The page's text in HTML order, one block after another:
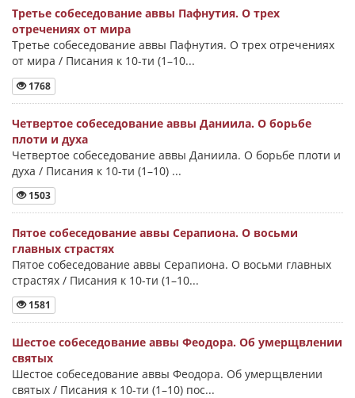
Третье собеседование аввы Пафнутия. О трех
отречениях от мира
Третье собеседование аввы Пафнутия. О трех отречениях
от мира / Писания к 10-ти (1–10...
1768
Четвертое собеседование аввы Даниила. О борьбе
плоти и духа
Четвертое собеседование аввы Даниила. О борьбе плоти и
духа / Писания к 10-ти (1–10) ...
1503
Пятое собеседование аввы Серапиона. О восьми
главных страстях
Пятое собеседование аввы Серапиона. О восьми главных
страстях / Писания к 10-ти (1–10...
1581
Шестое собеседование аввы Феодора. Об умерщвлении
святых
Шестое собеседование аввы Феодора. Об умерщвлении
святых / Писания к 10-ти (1–10) пос...